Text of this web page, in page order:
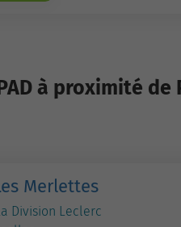
à proximité
Merlettes
Division Leclerc